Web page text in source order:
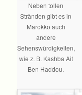
Neben tollen
Stränden gibt es in
Marokko auch
andere
Sehenswürdigkeiten,
wie z. B. Kashba Ait
Ben Haddou.